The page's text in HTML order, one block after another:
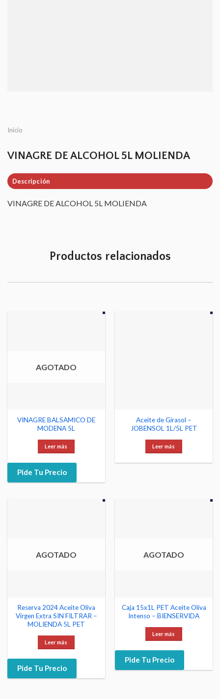
Inicio
VINAGRE DE ALCOHOL 5L MOLIENDA
Descripción
VINAGRE DE ALCOHOL 5L MOLIENDA
Productos relacionados
AGOTADO
VINAGRE BALSAMICO DE
MODENA 5L
Leer más
Pide Tu Precio
Aceite de Girasol –
JOBENSOL 1L/5L PET
Leer más
AGOTADO
Reserva 2024 Aceite Oliva
Virgen Extra SIN FILTRAR –
MOLIENDA 5L PET
Leer más
Pide Tu Precio
AGOTADO
Caja 15x1L PET Aceite Oliva
Intenso – BIENSERVIDA
Leer más
Pide Tu Precio